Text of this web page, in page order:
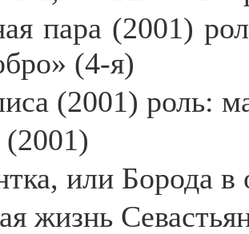
пара (2001)
(4-я)
(2001) роль:
или Борода в
жизнь